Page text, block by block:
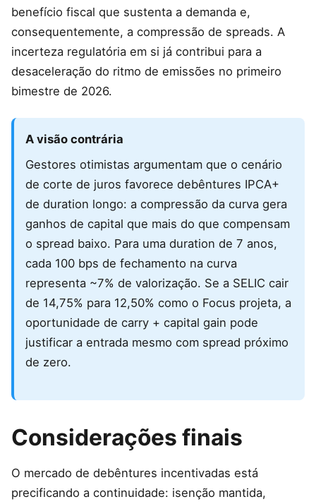
benefício fiscal que sustenta a demanda e,
consequentemente, a compressão de spreads. A
incerteza regulatória em si já contribui para a
desaceleração do ritmo de emissões no primeiro
bimestre de 2026.
A visão contrária
Gestores otimistas argumentam que o cenário
de corte de juros favorece debêntures IPCA+
de duration longo: a compressão da curva gera
ganhos de capital que mais do que compensam
o spread baixo. Para uma duration de 7 anos,
cada 100 bps de fechamento na curva
representa ~7% de valorização. Se a SELIC cair
de 14,75% para 12,50% como o Focus projeta, a
oportunidade de carry + capital gain pode
justificar a entrada mesmo com spread próximo
de zero.
Considerações finais
O mercado de debêntures incentivadas está
precificando a continuidade: isenção mantida,